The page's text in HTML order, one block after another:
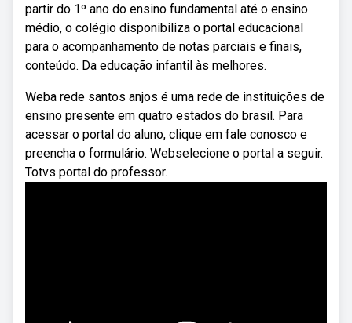
partir do 1º ano do ensino fundamental até o ensino
médio, o colégio disponibiliza o portal educacional
para o acompanhamento de notas parciais e finais,
conteúdo. Da educação infantil às melhores.
Weba rede santos anjos é uma rede de instituições de
ensino presente em quatro estados do brasil. Para
acessar o portal do aluno, clique em fale conosco e
preencha o formulário. Webselecione o portal a seguir.
Totvs portal do professor.